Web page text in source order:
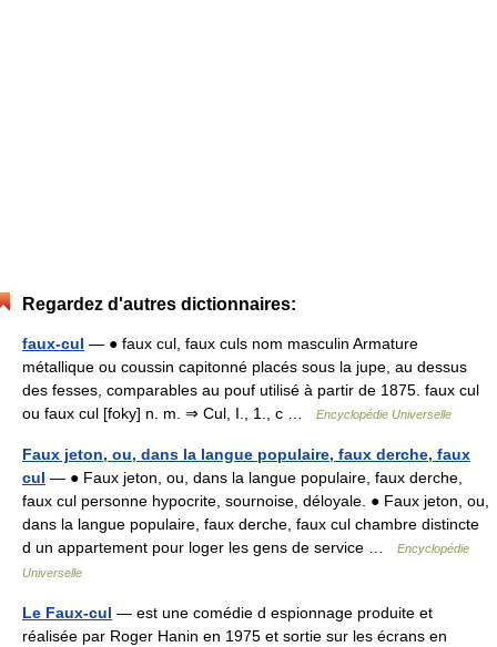
Regardez d'autres dictionnaires:
faux-cul — ● faux cul, faux culs nom masculin Armature
métallique ou coussin capitonné placés sous la jupe, au dessus
des fesses, comparables au pouf utilisé à partir de 1875. faux cul
ou faux cul [foky] n. m. ⇒ Cul, I., 1., c …
Encyclopédie Universelle
Faux jeton, ou, dans la langue populaire, faux derche, faux
cul — ● Faux jeton, ou, dans la langue populaire, faux derche,
faux cul personne hypocrite, sournoise, déloyale. ● Faux jeton, ou,
dans la langue populaire, faux derche, faux cul chambre distincte
d un appartement pour loger les gens de service …
Encyclopédie
Universelle
Le Faux-cul — est une comédie d espionnage produite et
réalisée par Roger Hanin en 1975 et sortie sur les écrans en